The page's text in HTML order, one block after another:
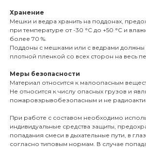
Хранение
Мешки и ведра хранить на поддонах,
при температуре от -30 °С до +50 °С и
более 70 %.
Поддоны с мешками или с ведрами должны
плотной пленкой со всех сторон на весь
Меры безопасности
Материал относится к малоопасным
Не относится к числу опасных грузов и
пожаровзрывобезопасным и не
При работе с составом необходимо
индивидуальные средства защиты,
попадания смеси в дыхательные пути, в
согласно типовым нормам. В случае